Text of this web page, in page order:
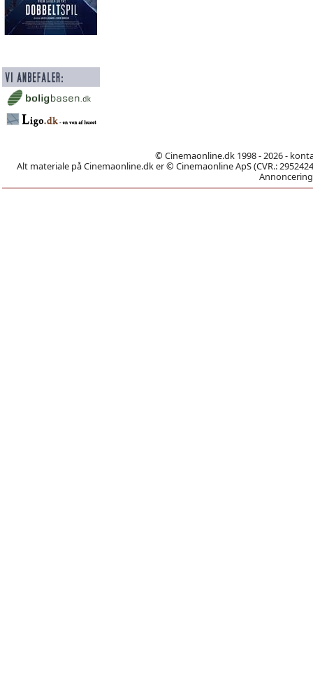
© Cinemaonline.dk 1998 - 2026 -
Alt materiale på Cinemaonline.dk er © Cinemaonline ApS (CVR.: